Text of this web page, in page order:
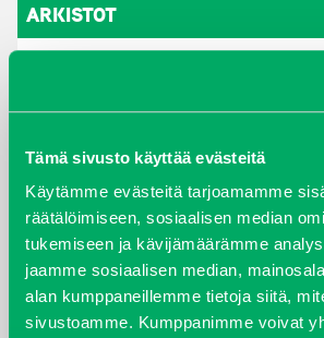
Tämä sivusto käyttää evästeitä
Käytämme evästeitä tarjoamamme
räätälöimiseen, sosiaalisen median
tukemiseen ja kävijämäärämme
jaamme sosiaalisen median,
alan kumppaneillemme tietoja siitä,
sivustoamme. Kumppanimme voivat
ARKISTOT
elokuu 2024
syyskuu 2023
joulukuu 2022
huhtikuu 2022